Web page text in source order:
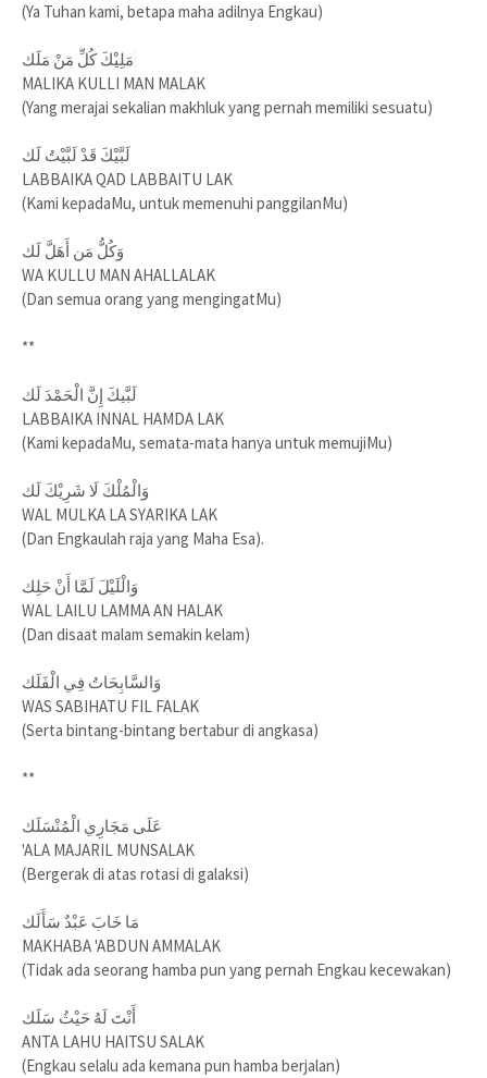
(Ya Tuhan kami, betapa maha adilnya Engkau)
مَلِيْكَ كُلِّ مَنْ مَلَك
MALIKA KULLI MAN MALAK
(Yang merajai sekalian makhluk yang pernah memiliki sesuatu)
لَبَّيْكَ قَدْ لَبَّيْتُ لَك
LABBAIKA QAD LABBAITU LAK
(Kami kepadaMu, untuk memenuhi panggilanMu)
وَكُلُّ مَن أَهَلَّ لَك
WA KULLU MAN AHALLALAK
(Dan semua orang yang mengingatMu)
**
لَبَّيكَ إِنَّ الْحَمْدَ لَك
LABBAIKA INNAL HAMDA LAK
(Kami kepadaMu, semata-mata hanya untuk memujiMu)
وَالْمُلْكَ لَا شَرِيْكَ لَك
WAL MULKA LA SYARIKA LAK
(Dan Engkaulah raja yang Maha Esa).
WAL LAILU LAMMA AN HALAK
(Dan disaat malam semakin kelam)
وَالسَّابِحَاتُ فِي الْفَلَك
WAS SABIHATU FIL FALAK
(Serta bintang-bintang bertabur di angkasa)
**
عَلَى مَجَارِي الْمُنْسَلَك
'ALA MAJARIL MUNSALAK
(Bergerak di atas rotasi di galaksi)
مَا خَابَ عَبْدٌ سَأَلَك
MAKHABA 'ABDUN AMMALAK
(Tidak ada seorang hamba pun yang pernah Engkau kecewakan)
أَنْتَ لَهُ حَيْثُ سَلَك
ANTA LAHU HAITSU SALAK
(Engkau selalu ada kemana pun hamba berjalan)